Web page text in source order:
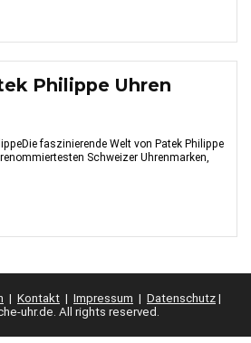
Philippe Uhren
faszinierende Welt von Patek Philippe
Schweizer Uhrenmarken,
| Kontakt | Impressum | Datenschutz |
uhr.de. All rights reserved.